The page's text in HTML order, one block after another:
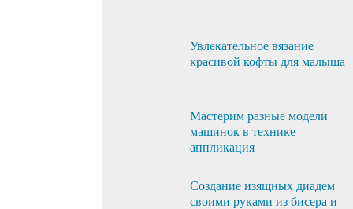
Увлекательное вязание
красивой кофты для малыша
Мастерим разные модели
машинок в технике
аппликация
Создание изящных диадем
своими руками из бисера и